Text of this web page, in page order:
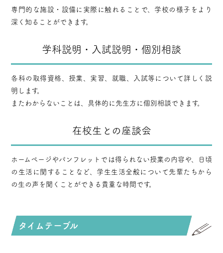
専門的な施設・設備に実際に触れることで、学校の様子をより
深く知ることができます。
学科説明・入試説明・個別相談
各科の取得資格、授業、実習、就職、入試等について詳しく説
明します。
またわからないことは、具体的に先生方に個別相談できます。
在校生との座談会
ホームページやパンフレットでは得られない授業の内容や、日頃
の生活に関することなど、学生生活全般について先輩たちから
の生の声を聞くことができる貴重な時間です。
タイムテーブル